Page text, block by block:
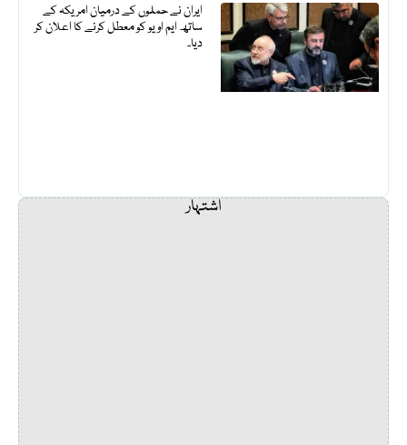
ایران نے حملوں کے درمیان امریکہ کے
ساتھ ایم او یو کو معطل کرنے کا اعلان کر
دیا۔
اشتہار